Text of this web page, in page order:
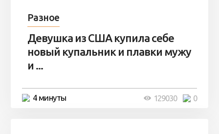
Разное
Девушка из США купила себе
новый купальник и плавки мужу
и ...
4 минуты 0
129030